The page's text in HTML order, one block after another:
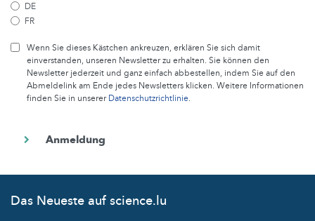
DE
FR
Wenn Sie dieses Kästchen ankreuzen, erklären Sie sich damit
einverstanden, unseren Newsletter zu erhalten. Sie können den
Newsletter jederzeit und ganz einfach abbestellen, indem Sie auf den
Abmeldelink am Ende jedes Newsletters klicken. Weitere Informationen
finden Sie in unsererDatenschutzrichtlinie.
Das Neueste auf science.lu